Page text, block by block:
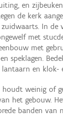
en
de kerk
In de
met
met
speklagen.
en klok-
houdt weinig of
het gebouw.
banden van